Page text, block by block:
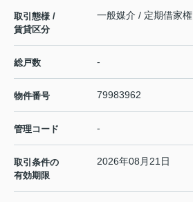
取引態様 /
賃貸区分
一般媒介 / 定期借家権
総戸数 -
物件番号 79983962
管理コード -
取引条件の
有効期限
2026年08月21日